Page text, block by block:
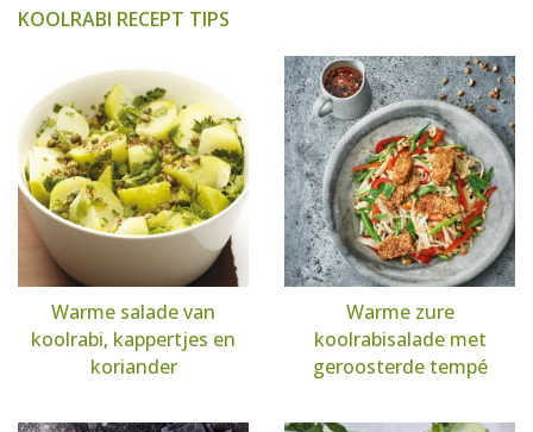
KOOLRABI RECEPT TIPS
Warme salade van
koolrabi, kappertjes en
koriander
Warme zure
koolrabisalade met
geroosterde tempé